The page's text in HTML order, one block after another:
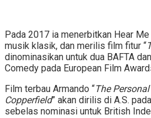
Pada 2017 ia menerbitkan Hear
musik klasik, dan merilis film fitur “
dinominasikan untuk dua BAFTA
Comedy pada European Film
Film terbau Armando “The
Copperfield” akan dirilis di A.S.
sebelas nominasi untuk British